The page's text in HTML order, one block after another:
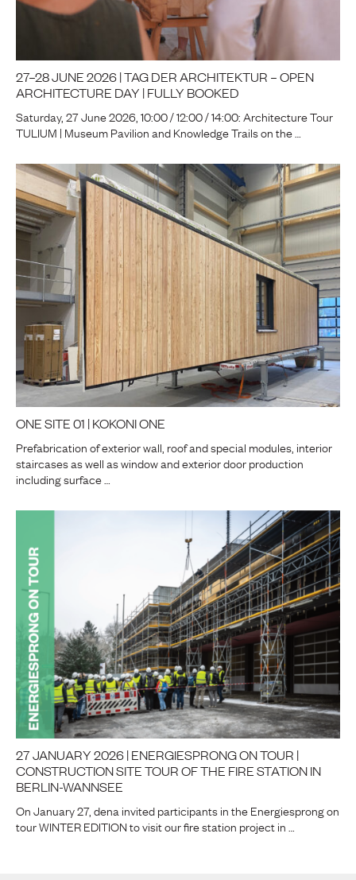
27–28 JUNE 2026 | TAG DER ARCHITEKTUR – OPEN
ARCHITECTURE DAY | FULLY BOOKED
Saturday, 27 June 2026, 10:00 / 12:00 / 14:00: Architecture Tour
TULIUM | Museum Pavilion and Knowledge Trails on the …
ONE SITE 01 | KOKONI ONE
Prefabrication of exterior wall, roof and special modules, interior
staircases as well as window and exterior door production
including surface …
27 JANUARY 2026 | ENERGIESPRONG ON TOUR |
CONSTRUCTION SITE TOUR OF THE FIRE STATION IN
BERLIN-WANNSEE
On January 27, dena invited participants in the Energiesprong on
tour WINTER EDITION to visit our fire station project in …